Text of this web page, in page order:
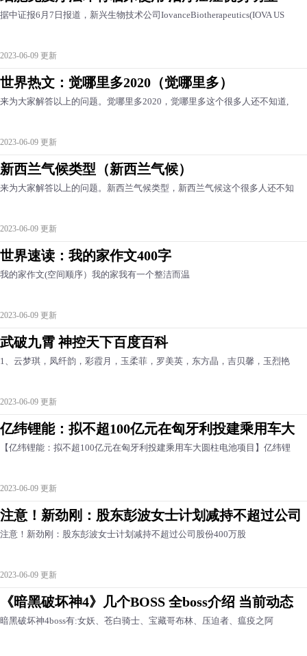
据中证报6月7日报道，新兴生物技术公司IovanceBiotherapeutics(IOVA US
2023-06-09 更新
世界热文：觉哪里多2020（觉哪里多）
来为大家解答以上的问题。觉哪里多2020，觉哪里多这个很多人还不知道,
2023-06-09 更新
新西兰气候类型（新西兰气候）
来为大家解答以上的问题。新西兰气候类型，新西兰气候这个很多人还不知
2023-06-09 更新
世界速读：我的家作文400字
我的家作文(空间顺序）我的家我有一个整洁而温
2023-06-09 更新
武破九霄 神控天下百度百科
1、云梦琪，凤纤韵，彩霞月，玉柔菲，罗美英，东方晶，吉贝馨，玉烈艳
2023-06-09 更新
亿纬锂能：拟不超100亿元在匈牙利投建乘用车大
【亿纬锂能：拟不超100亿元在匈牙利投建乘用车大圆柱电池项目】亿纬锂
2023-06-09 更新
注意！新劲刚：股东彭波女士计划减持不超过公司
注意！新劲刚：股东彭波女士计划减持不超过公司股份400万股
2023-06-09 更新
《暗黑破坏神4》几个BOSS 全boss介绍 当前动态
暗黑破坏神4boss有:女妖、苍白骑士、宝藏哥布林、压迫者、瘟疫之阿